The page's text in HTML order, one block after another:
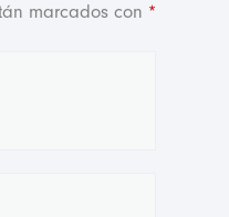
marcados con *